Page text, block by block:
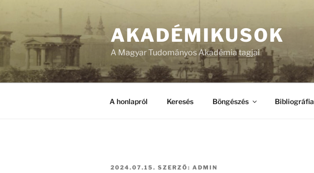
AKADÉMIKUSOK
A Magyar Tudományos Akadémia tagjai
A honlapról Keresés Böngészés Bibliográfia
BEKÜLDVE:
2024.07.15. SZERZŐ: ADMIN